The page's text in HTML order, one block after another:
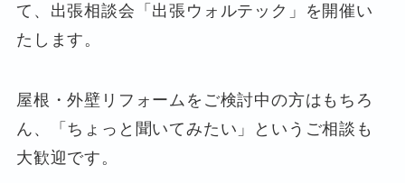
て、出張相談会「出張ウォルテック」を開催い
たします。
屋根・外壁リフォームをご検討中の方はもちろ
ん、「ちょっと聞いてみたい」というご相談も
大歓迎です。